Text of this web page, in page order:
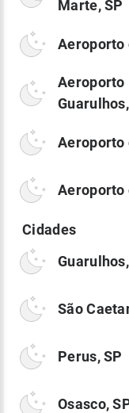
Marte, SP
Aeroporto
Aeroporto
Aeroporto
Aeroporto
São
Perus, SP
Osasco,